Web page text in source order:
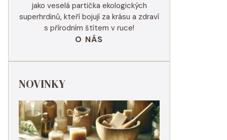
jako veselá partička ekologických
superhrdinů, kteří bojují za krásu a zdraví
s přírodním štítem v ruce!
O NÁS
NOVINKY